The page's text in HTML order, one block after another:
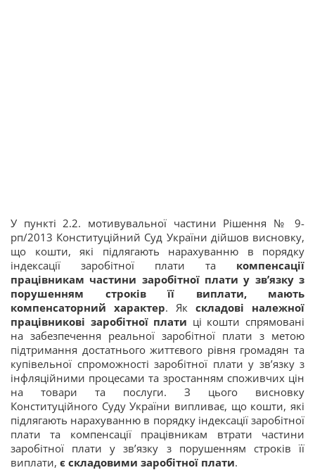
У пункті 2.2. мотивувальної частини Рішення № 9-
рп/2013 Конституційний Суд України дійшов висновку,
що кошти, які підлягають нарахуванню в порядку
індексації заробітної плати та компенсації
працівникам частини заробітної плати у зв’язку з
порушенням строків її виплати, мають
компенсаторний характер. Як складові належної
працівникові заробітної плати ці кошти спрямовані
на забезпечення реальної заробітної плати з метою
підтримання достатнього життєвого рівня громадян та
купівельної спроможності заробітної плати у зв’язку з
інфляційними процесами та зростанням споживчих цін
на товари та послуги. З цього висновку
Конституційного Суду України випливає, що кошти, які
підлягають нарахуванню в порядку індексації заробітної
плати та компенсації працівникам втрати частини
заробітної плати у зв’язку з порушенням строків її
виплати, є складовими заробітної плати.